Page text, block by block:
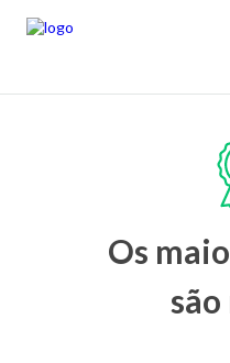
Os
são